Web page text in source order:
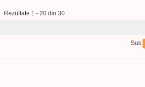
Rezultate 1 - 20 din 30
Sus